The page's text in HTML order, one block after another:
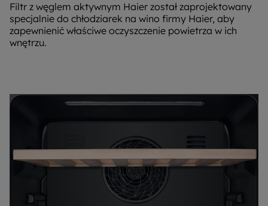
Filtr z węglem aktywnym Haier został zaprojektowany
specjalnie do chłodziarek na wino firmy Haier, aby
zapewnienić właściwe oczyszczenie powietrza w ich
wnętrzu.